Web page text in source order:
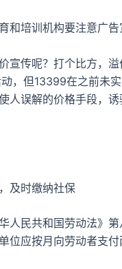
培训机构要注意广告
传呢？打个比方，溢
，但13399在之前未
人误解的价格手段，
时缴纳社保
民共和国劳动法》第
位应按月向劳动者支付